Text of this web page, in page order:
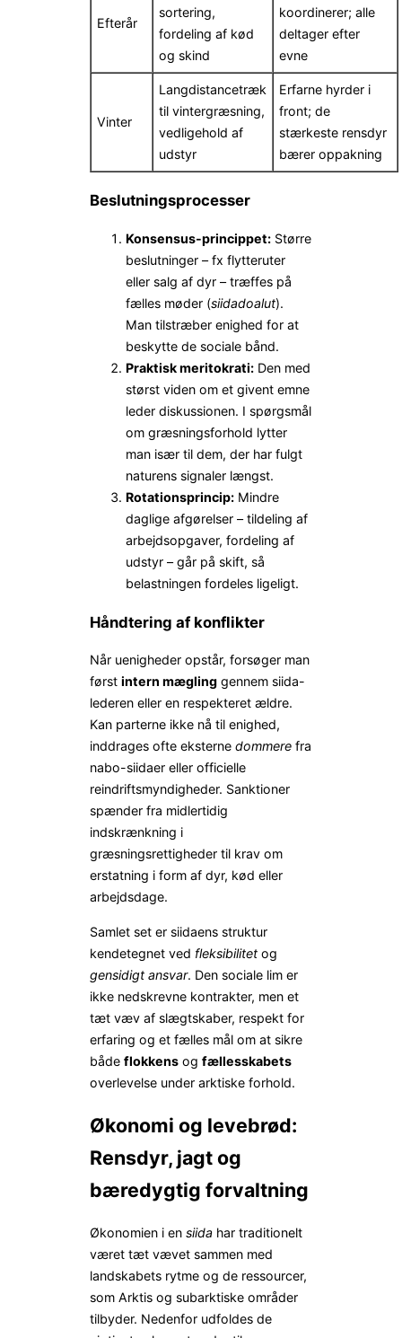
Efterår
sortering,
fordeling af kød
og skind
koordinerer; alle
deltager efter
evne
Vinter
Langdistancetræk
til vintergræsning,
vedligehold af
udstyr
Erfarne hyrder i
front; de
stærkeste rensdyr
bærer oppakning
Beslutningsprocesser
Konsensus-princippet: Større
beslutninger – fx flytteruter
eller salg af dyr – træffes på
fælles møder (siidadoalut).
Man tilstræber enighed for at
beskytte de sociale bånd.
Praktisk meritokrati: Den med
størst viden om et givent emne
leder diskussionen. I spørgsmål
om græsningsforhold lytter
man især til dem, der har fulgt
naturens signaler længst.
Rotationsprincip: Mindre
daglige afgørelser – tildeling af
arbejdsopgaver, fordeling af
udstyr – går på skift, så
belastningen fordeles ligeligt.
Håndtering af konflikter
Når uenigheder opstår, forsøger man
først intern mægling gennem siida-
lederen eller en respekteret ældre.
Kan parterne ikke nå til enighed,
inddrages ofte eksterne dommere fra
nabo-siidaer eller officielle
reindriftsmyndigheder. Sanktioner
spænder fra midlertidig
indskrænkning i
græsningsrettigheder til krav om
erstatning i form af dyr, kød eller
arbejdsdage.
Samlet set er siidaens struktur
kendetegnet ved fleksibilitet og
gensidigt ansvar. Den sociale lim er
ikke nedskrevne kontrakter, men et
tæt væv af slægtskaber, respekt for
erfaring og et fælles mål om at sikre
både flokkens og fællesskabets
overlevelse under arktiske forhold.
Økonomi og levebrød:
Rensdyr, jagt og
bæredygtig forvaltning
Økonomien i en siida har traditionelt
været tæt vævet sammen med
landskabets rytme og de ressourcer,
som Arktis og subarktiske områder
tilbyder. Nedenfor udfoldes de